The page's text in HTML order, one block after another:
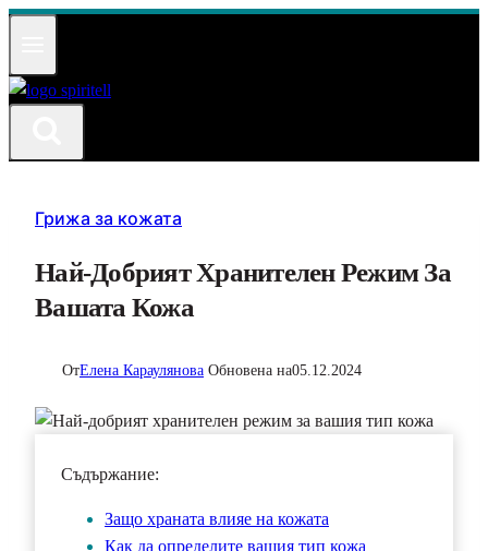
Към
Грижа за кожата
Най-Добрият Хранителен Режим За
Вашата Кожа
ОтЕлена Караулянова Обновена на05.12.2024
Съдържание:
Защо храната влияе на кожата
Как да определите вашия тип кожа